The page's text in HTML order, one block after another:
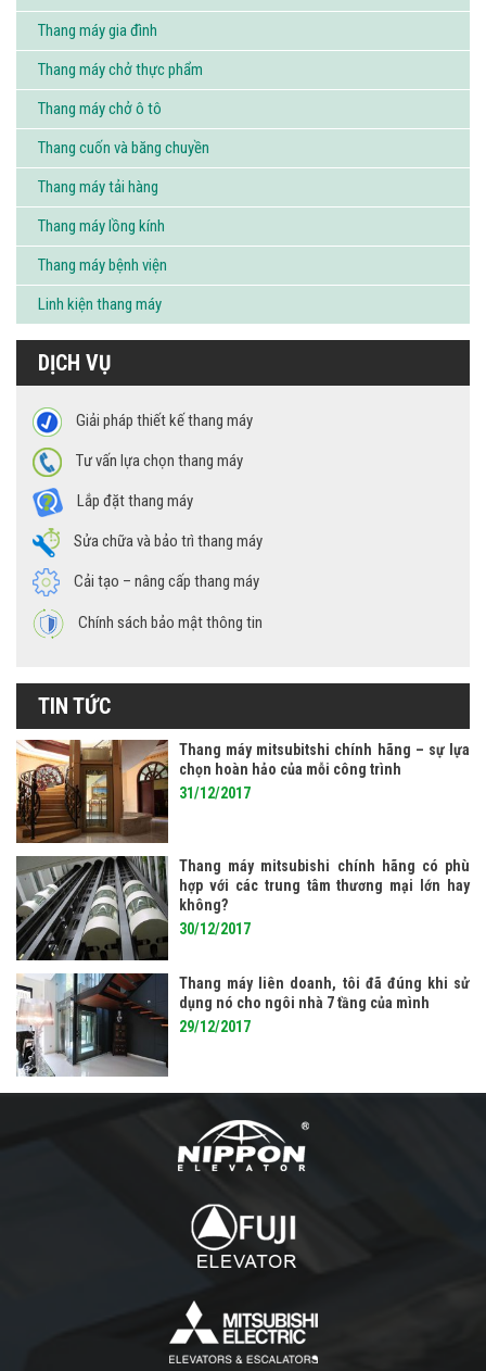
Thang máy gia đình
Thang máy chở thực phẩm
Thang máy chở ô tô
Thang cuốn và băng chuyền
Thang máy tải hàng
Thang máy lồng kính
Thang máy bệnh viện
Linh kiện thang máy
DỊCH VỤ
Giải pháp thiết kế thang máy
Tư vấn lựa chọn thang máy
Lắp đặt thang máy
Sửa chữa và bảo trì thang máy
Cải tạo – nâng cấp thang máy
Chính sách bảo mật thông tin
TIN TỨC
Thang máy mitsubitshi chính hãng – sự lựa
chọn hoàn hảo của mỗi công trình
31/12/2017
Thang máy mitsubishi chính hãng có phù
hợp với các trung tâm thương mại lớn hay
không?
30/12/2017
Thang máy liên doanh, tôi đã đúng khi sử
dụng nó cho ngôi nhà 7 tầng của mình
29/12/2017